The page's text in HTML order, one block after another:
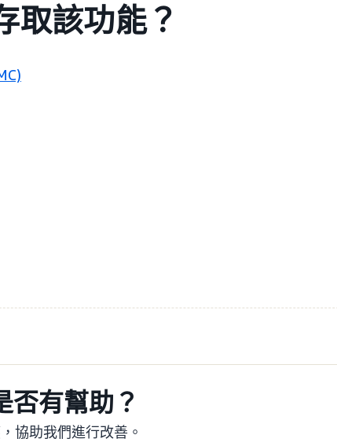
取該功能？
否有幫助？
協助我們進行改善。